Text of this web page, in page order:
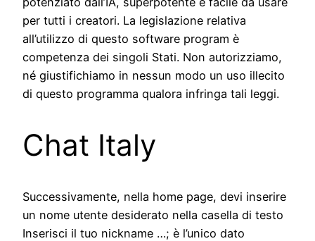
per tutti i creatori. La legislazione relativa
all’utilizzo di questo software program è
competenza dei singoli Stati. Non autorizziamo,
né giustifichiamo in nessun modo un uso illecito
di questo programma qualora infringa tali leggi.
Chat Italy
Successivamente, nella home page, devi inserire
un nome utente desiderato nella casella di testo
Inserisci il tuo nickname …; è l’unico dato